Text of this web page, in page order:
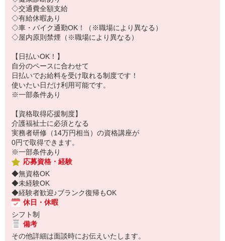
◇交通費全額支給
◇有給休暇あり
◇車・バイク通勤OK！（※職場により異なる）
◇屋内原則禁煙（※職場により異なる）
【日払いOK！】
自分のペースに合わせて
日払いでお給料を受け取れる制度です！
使いたい日だけ利用可能です。
※一部条件あり
【資格取得応援制度】
介護福祉士に必須となる
実務者研修（14万円相当）の資格講座が
0円で取得できます。
※一部条件あり
応募資格・経験
◆無資格OK
◆未経験OK
◆経験者歓迎♪ブランク復帰もOK
休日・休暇
シフト制
備考
その他詳細は面談時にお伝えいたします。